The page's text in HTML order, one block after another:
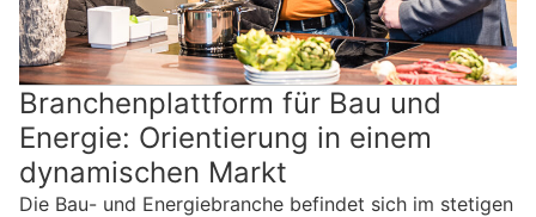
Branchenplattform für Bau und
Energie: Orientierung in einem
dynamischen Markt
Die Bau- und Energiebranche befindet sich im stetigen